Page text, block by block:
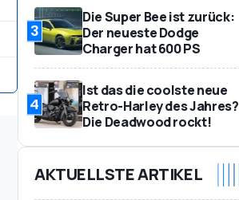
3
Die Super Bee ist zurück:
Der neueste Dodge
Charger hat 600 PS
4
Ist das die coolste neue
Retro-Harley des Jahres?
Die Deadwood rockt!
AKTUELLSTE ARTIKEL